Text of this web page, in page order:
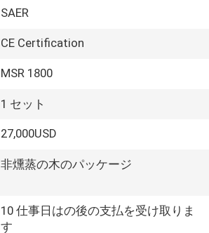
SAER
CE Certification
MSR 1800
1 セット
27,000USD
非燻蒸の木のパッケージ
10 仕事日はの後の支払を受け取りま
す